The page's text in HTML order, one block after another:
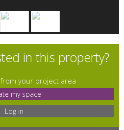
in this property?
your project area
my space
Log in